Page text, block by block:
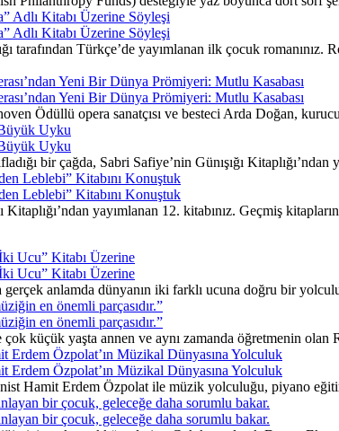
Adlı Kitabı Üzerine Söyleşi
Adlı Kitabı Üzerine Söyleşi
tarafından Türkçe’de yayımlanan ilk çocuk
Yeni Bir Dünya Prömiyeri: Mutlu Kasabası
Yeni Bir Dünya Prömiyeri: Mutlu Kasabası
Ödüllü opera sanatçısı ve besteci Arda Doğan,
Uyku
Uyku
bir çağda, Sabri Safiye’nin Günışığı
Leblebi” Kitabını Konuştuk
Leblebi” Kitabını Konuştuk
yayımlanan 12. kitabınız. Geçmiş
Ucu” Kitabı Üzerine
Ucu” Kitabı Üzerine
anlamda dünyanın iki farklı ucuna doğru bir
en önemli parçasıdır.”
en önemli parçasıdır.”
küçük yaşta annen ve aynı zamanda öğretmenin olan
Özpolat’ın Müzikal Dünyasına Yolculuk
Özpolat’ın Müzikal Dünyasına Yolculuk
Hamit Erdem Özpolat ile müzik yolculuğu, piyano
bir çocuk, geleceğe daha sorumlu bakar.
bir çocuk, geleceğe daha sorumlu bakar.